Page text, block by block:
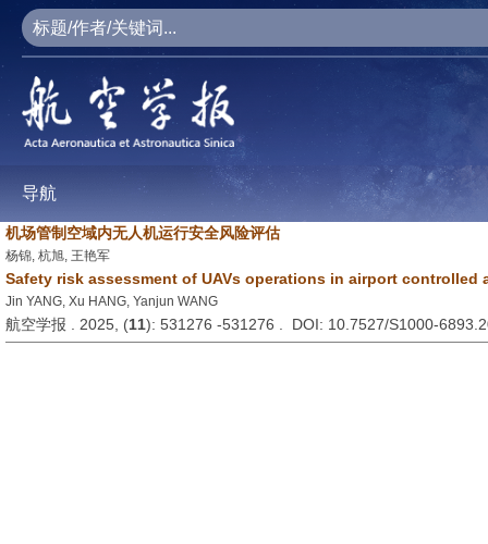
导航
机场管制空域内无人机运行安全风险评估
杨锦, 杭旭, 王艳军
Safety risk assessment of UAVs operations in airport controlled
Jin YANG, Xu HANG, Yanjun WANG
航空学报 . 2025, (11): 531276 -531276 . DOI: 10.7527/S1000-